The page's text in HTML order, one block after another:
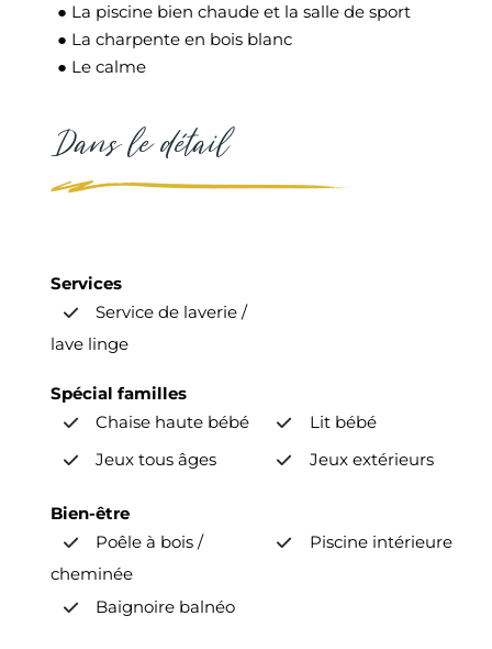
● La piscine bien chaude et la salle de sport
● La charpente en bois blanc
● Le calme
Dans le détail
Services
Service de laverie /
lave linge
Spécial familles
Chaise haute bébé
Lit bébé
Jeux tous âges
Jeux extérieurs
Bien-être
Poêle à bois /
cheminée
Piscine intérieure
Baignoire balnéo